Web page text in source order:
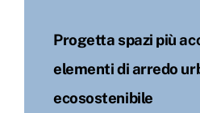
Progetta spazi più
elementi di arredo
ecosostenibile